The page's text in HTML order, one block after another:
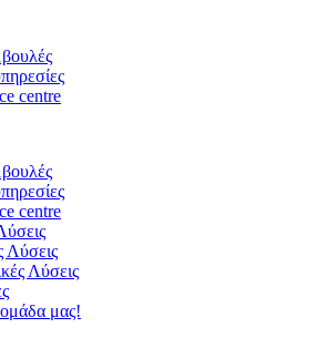
centre
centre
Λύσεις
Λύσεις
μας!